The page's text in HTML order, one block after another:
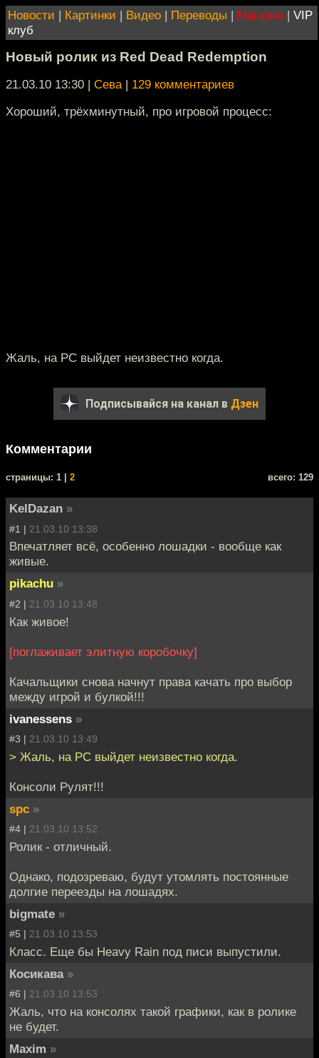
Новости | Картинки | Видео | Переводы | Магазин | VIP
клуб
Новый ролик из Red Dead Redemption
21.03.10 13:30 | Сева| 129 комментариев
Хороший, трёхминутный, про игровой процесс:
Жаль, на PC выйдет неизвестно когда.
Подписывайся на канал в Дзен
Комментарии
cтраницы: 1 | 2 всего: 129
KelDazan »
#1 | 21.03.10 13:38
Впечатляет всё, особенно лошадки - вообще как
живые.
pikachu »
#2 | 21.03.10 13:48
Как живое!
[поглаживает элитную коробочку]
Качальщики снова начнут права качать про выбор
между игрой и булкой!!!
ivanessens »
#3 | 21.03.10 13:49
> Жаль, на PC выйдет неизвестно когда.
Консоли Рулят!!!
spc »
#4 | 21.03.10 13:52
Ролик - отличный.
Однако, подозреваю, будут утомлять постоянные
долгие переезды на лошадях.
bigmate »
#5 | 21.03.10 13:53
Класс. Еще бы Heavy Rain под писи выпустили.
Косикава »
#6 | 21.03.10 13:53
Жаль, что на консолях такой графики, как в ролике
не будет.
Maxim »